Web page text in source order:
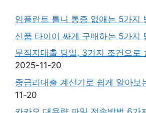
임플란트 틀니 통증 없애는 5가지
신품 타이어 싸게 구매하는 5가지
무직자대출 당일, 3가지 조건으로
2025-11-20
중금리대출 계산기로 쉽게 알아보
11-20